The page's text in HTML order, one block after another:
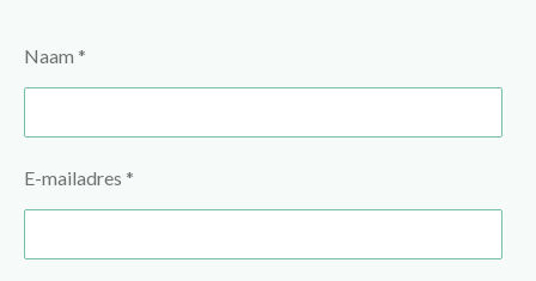
Naam *
E-mailadres *